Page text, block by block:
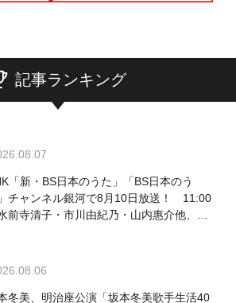
記事ランキング
「新・BS日本のうた」「BS日本のう
チャンネル銀河で8月10日放送！ 11:00
前寺清子・市川由紀乃・山内惠介他、
冬美、明治座公演「坂本冬美歌手生活40